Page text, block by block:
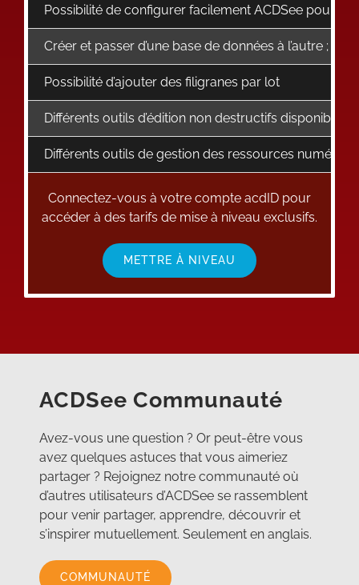
Possibilité de configurer facilement ACDSee pour
Créer et passer d’une base de données à l’autre ;
Possibilité d’ajouter des filigranes par lot
Différents outils d’édition non destructifs disponibles
Différents outils de gestion des ressources
Connectez-vous à votre compte acdID pour
accéder à des tarifs de mise à niveau exclusifs.
METTRE À NIVEAU
ACDSee Communauté
Avez-vous une question ? Or peut-être vous
avez quelques astuces that vous aimeriez
partager ? Rejoignez notre communauté où
d’autres utilisateurs d’ACDSee se rassemblent
pour venir partager, apprendre, découvrir et
s’inspirer mutuellement. Seulement en anglais.
COMMUNAUTÉ